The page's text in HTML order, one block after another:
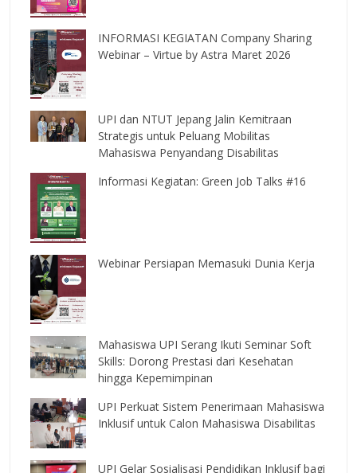
INFORMASI KEGIATAN Company Sharing
Webinar – Virtue by Astra Maret 2026
UPI dan NTUT Jepang Jalin Kemitraan
Strategis untuk Peluang Mobilitas
Mahasiswa Penyandang Disabilitas
Informasi Kegiatan: Green Job Talks #16
Webinar Persiapan Memasuki Dunia Kerja
Mahasiswa UPI Serang Ikuti Seminar Soft
Skills: Dorong Prestasi dari Kesehatan
hingga Kepemimpinan
UPI Perkuat Sistem Penerimaan Mahasiswa
Inklusif untuk Calon Mahasiswa Disabilitas
UPI Gelar Sosialisasi Pendidikan Inklusif bagi